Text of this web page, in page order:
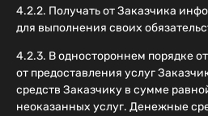
4.2.2. Получать от Заказчика
для выполнения своих
4.2.3. В одностороннем порядке
от предоставления услуг
средств Заказчику в сумме
неоказанных услуг. Денежные